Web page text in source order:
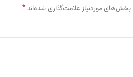
بخش‌های موردنیاز علامت‌گذاری شده‌اند*